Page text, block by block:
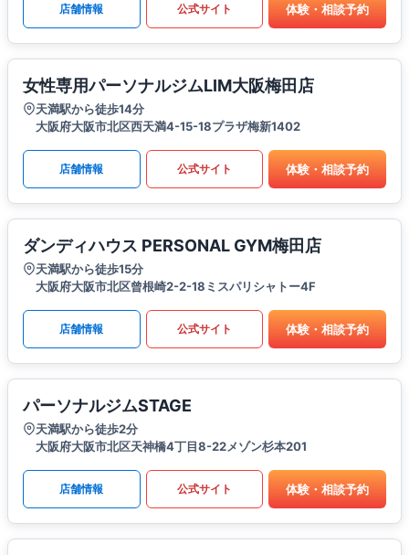
店舗情報 公式サイト 体験・相談予約
女性専用パーソナルジムLIM大阪梅田店
天満駅から徒歩14分
大阪府大阪市北区西天満4-15-18プラザ梅新1402
店舗情報 公式サイト 体験・相談予約
ダンディハウス PERSONAL GYM梅田店
天満駅から徒歩15分
大阪府大阪市北区曾根崎2-2-18ミスパリシャトー4F
店舗情報 公式サイト 体験・相談予約
パーソナルジムSTAGE
天満駅から徒歩2分
大阪府大阪市北区天神橋4丁目8-22メゾン杉本201
店舗情報 公式サイト 体験・相談予約